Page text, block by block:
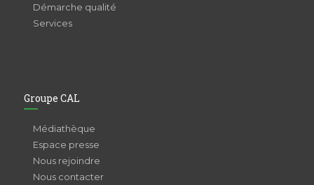
Démarche qualité
Services
Groupe CAL
Médiathèque
Espace presse
Nous rejoindre
Nous contacter